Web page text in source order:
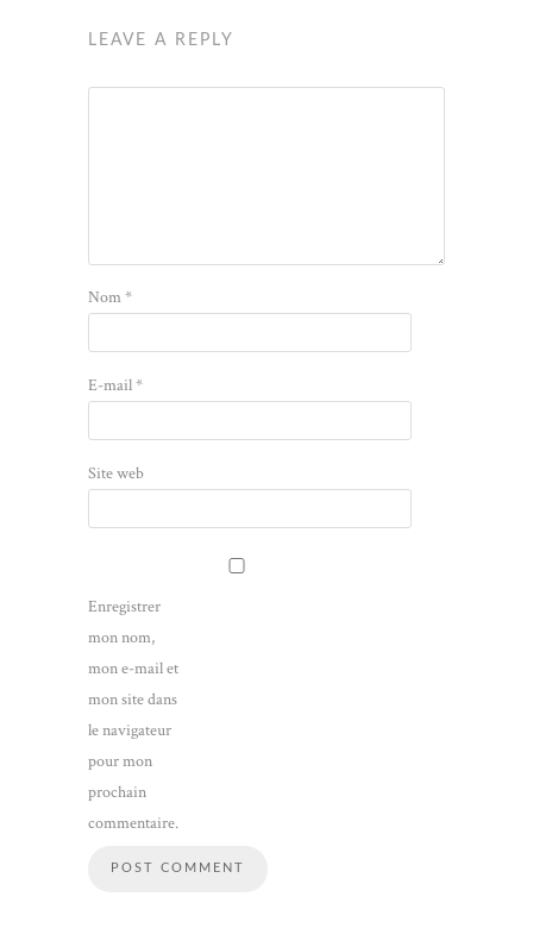
LEAVE A REPLY
Nom*
E-mail*
Site web
Enregistrer
mon nom,
mon e-mail et
mon site dans
le navigateur
pour mon
prochain
commentaire.